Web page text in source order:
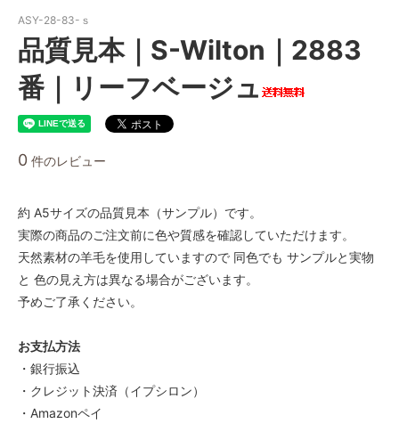
ASY-28-83-ｓ
品質見本｜S-Wilton｜2883
番｜リーフベージュ
0 件のレビュー
約 A5サイズの品質見本（サンプル）です。
実際の商品のご注文前に色や質感を確認していただけます。
天然素材の羊毛を使用していますので 同色でも サンプルと実物
と 色の見え方は異なる場合がございます。
予めご了承ください。
お支払方法
・銀行振込
・クレジット決済（イプシロン）
・Amazonペイ